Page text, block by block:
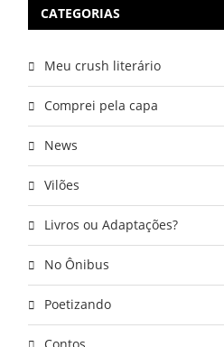
CATEGORIAS
Meu crush literário
Comprei pela capa
News
Vilões
Livros ou Adaptações?
No Ônibus
Poetizando